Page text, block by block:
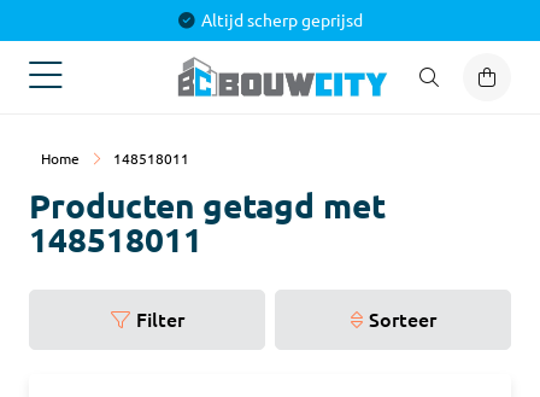
Altijd scherp geprijsd
Home 148518011
Producten getagd met
148518011
Filter Sorteer